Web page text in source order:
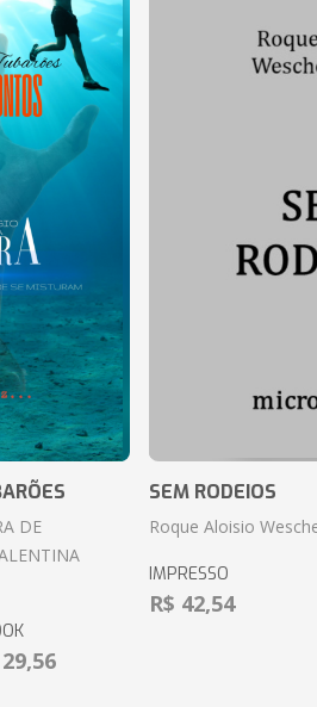
DE
SEM RODEIOS
Roque Aloisio
IMPRESSO
R$ 42,54